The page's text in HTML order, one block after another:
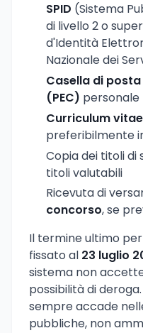
SPID (Sistema
di livello 2 o
d'Identità
Nazionale dei
Casella di
(PEC) personale
Curriculum vitae
preferibilmente
Copia dei titoli di
titoli valutabili
Ricevuta di
concorso, se
Il termine ultimo
fissato al 23 luglio
sistema non
possibilità di
sempre accade
pubbliche, non